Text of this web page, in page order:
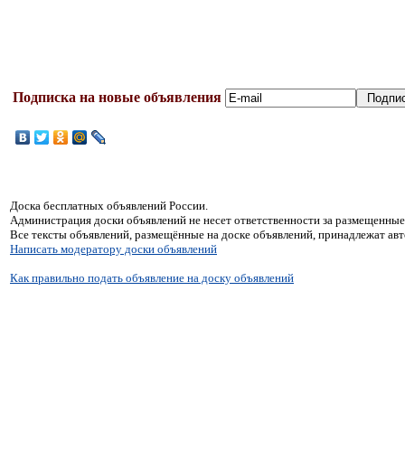
Подписка на новые объявления
Доска бесплатных объявлений России.
Администрация доски объявлений не несет ответственности за
Все тексты объявлений, размещённые на доске объявлений, принадлежат
Написать модератору доски объявлений
Как правильно подать объявление на доску объявлений